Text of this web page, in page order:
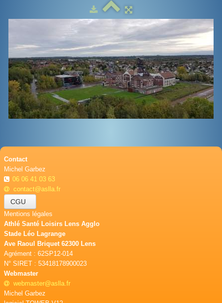
ACTUALITÉS
CALENDRIER
ADHÉSION
LIENS
BOUTIQUE
CONTACT
DONS
Contact
Michel Garbez
06 06 41 03 63
contact@aslla.fr
CGU
Mentions légales
Athlé Santé Loisirs Lens Agglo
Stade Léo Lagrange
Ave Raoul Briquet 62300 Lens
Agrément : 62SP12-014
N° SIRET : 53418178900023
Webmaster
webmaster@aslla.fr
Michel Garbez